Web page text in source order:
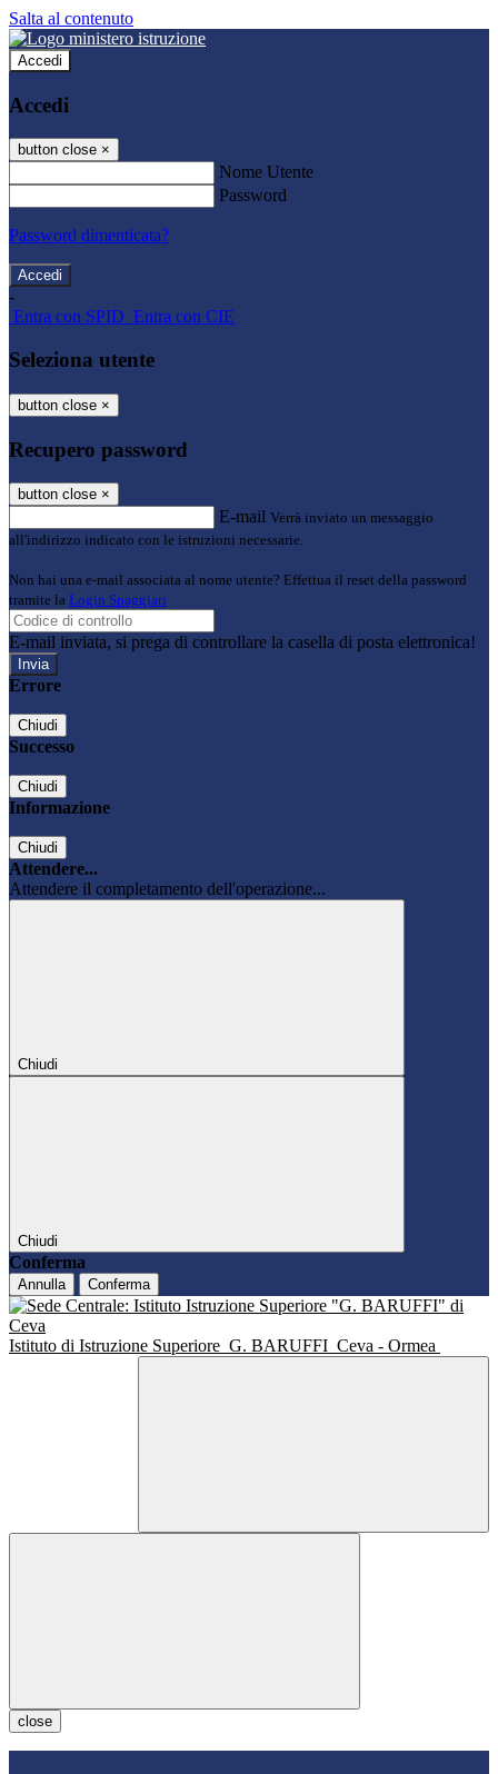
Salta al contenuto
Accedi
Accedi
button close ×
Nome Utente
Password
Password dimenticata?
-
Entra con SPID Entra con CIE
Seleziona utente
button close ×
Recupero password
button close ×
E-mail Verrà inviato un messaggio
all'indirizzo indicato con le istruzioni necessarie.
Non hai una e-mail associata al nome utente? Effettua il reset della password
tramite la Login Spaggiari
E-mail inviata, si prega di controllare la casella di posta elettronica!
Errore
Chiudi
Successo
Chiudi
Informazione
Chiudi
Attendere...
Attendere il completamento dell'operazione...
Chiudi
Chiudi
Conferma
Annulla Conferma
Istituto di Istruzione Superiore G. BARUFFI Ceva - Ormea
close